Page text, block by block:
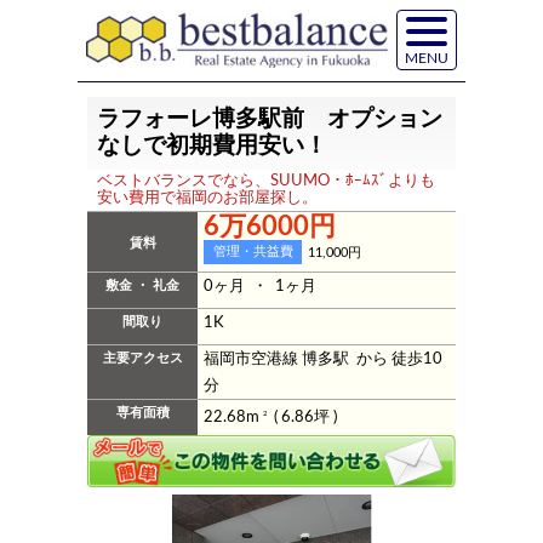
MENU
ラフォーレ博多駅前 オプション
なしで初期費用安い！
ベストバランスでなら、SUUMO・ﾎｰﾑｽﾞよりも
安い費用で福岡のお部屋探し。
賃料
6万6000円
管理・共益費 11,000円
敷金 ・ 礼金 0ヶ月 ・ 1ヶ月
間取り 1K
主要アクセス
福岡市空港線 博多駅 から 徒歩10
分
専有面積 22.68m2 ( 6.86坪 )